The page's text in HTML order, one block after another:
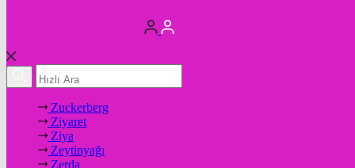
Zuckerberg
Ziyaret
Ziya
Zeytinyağı
Zerda